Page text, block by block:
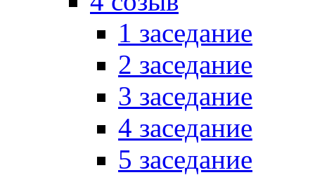
1 заседание
2 заседание
3 заседание
4 заседание
5 заседание